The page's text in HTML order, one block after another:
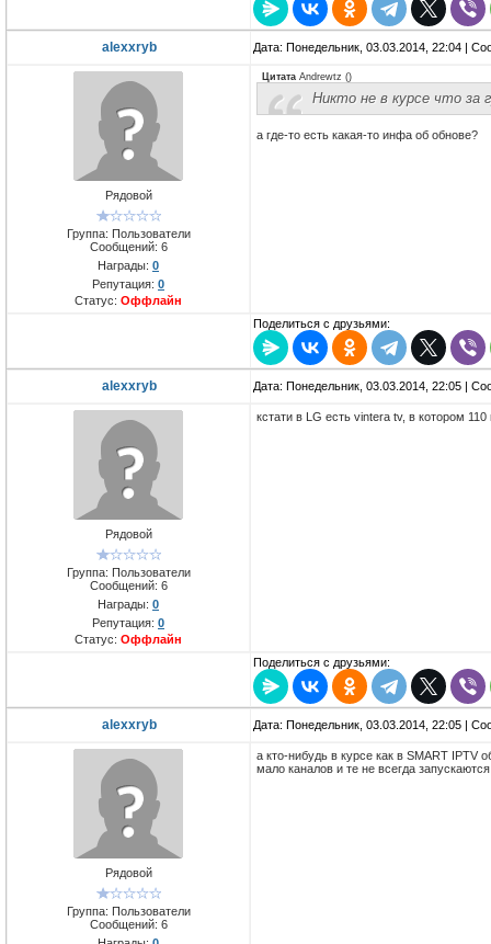
alexxryb Дата: Понедельник, 03.03.2014, 22:04 |
Рядовой
Группа: Пользователи
Сообщений: 6
Награды: 0
Репутация: 0
Статус: Оффлайн
Цитата Andrewtz ()
Никто не в курсе что за
а где-то есть какая-то инфа об обнове?
Поделиться с друзьями:
alexxryb Дата: Понедельник, 03.03.2014, 22:05 |
Рядовой
Группа: Пользователи
Сообщений: 6
Награды: 0
Репутация: 0
Статус: Оффлайн
кстати в LG есть vintera tv, в котором
Поделиться с друзьями:
alexxryb Дата: Понедельник, 03.03.2014, 22:05 |
Рядовой
Группа: Пользователи
Сообщений: 6
а кто-нибудь в курсе как в SMART IPTV
мало каналов и те не всегда